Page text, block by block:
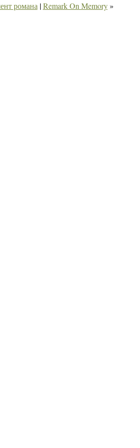
романа |Remark On Memory»